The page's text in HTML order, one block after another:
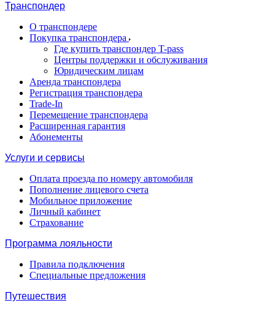
Транспондер
О транспондере
Покупка транспондера
Где купить транспондер T-pass
Центры поддержки и обслуживания
Юридическим лицам
Аренда транспондера
Регистрация транспондера
Trade-In
Перемещение транспондера
Расширенная гарантия
Абонементы
Услуги и сервисы
Оплата проезда по номеру автомобиля
Пополнение лицевого счета
Мобильное приложение
Личный кабинет
Страхование
Программа лояльности
Правила подключения
Специальные предложения
Путешествия